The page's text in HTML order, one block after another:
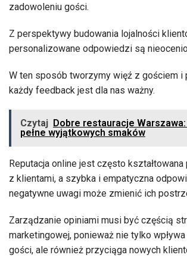
zadowoleniu gości.
Z perspektywy budowania lojalności
personalizowane odpowiedzi są
W ten sposób tworzymy więź z gościem i
każdy feedback jest dla nas ważny.
Czytaj Dobre restauracje
pełne wyjątkowych smaków
Reputacja online jest często
z klientami, a szybka i empatyczna
negatywne uwagi może zmienić ich
Zarządzanie opiniami musi być częścią
marketingowej, ponieważ nie tylko
gości, ale również przyciąga nowych